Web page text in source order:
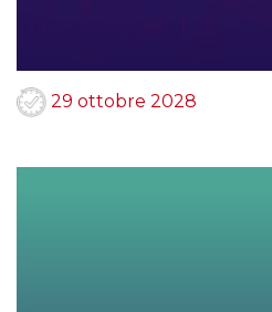
29 ottobre 2028